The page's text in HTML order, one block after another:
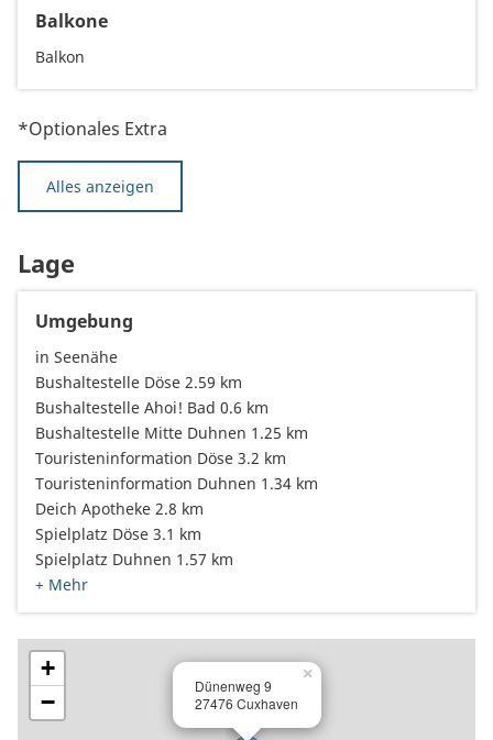
Balkone
Balkon
*Optionales Extra
Alles anzeigen
Lage
Umgebung
in Seenähe
Bushaltestelle Döse 2.59 km
Bushaltestelle Ahoi! Bad 0.6 km
Bushaltestelle Mitte Duhnen 1.25 km
Touristeninformation Döse 3.2 km
Touristeninformation Duhnen 1.34 km
Deich Apotheke 2.8 km
Spielplatz Döse 3.1 km
Spielplatz Duhnen 1.57 km
+ Mehr
Dünenweg 9
27476 Cuxhaven
×
+
−